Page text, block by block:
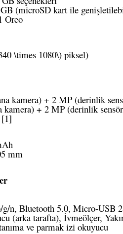
(microSD kart ile
Oreo
\times 1080\) piksel)
kamera) + 2 MP (derinlik
kamera) + 2 MP (derinlik
[1]
mm
n, Bluetooth 5.0, Micro-USB
(arka tarafta), İvmeölçer,
ve parmak izi okuyucu